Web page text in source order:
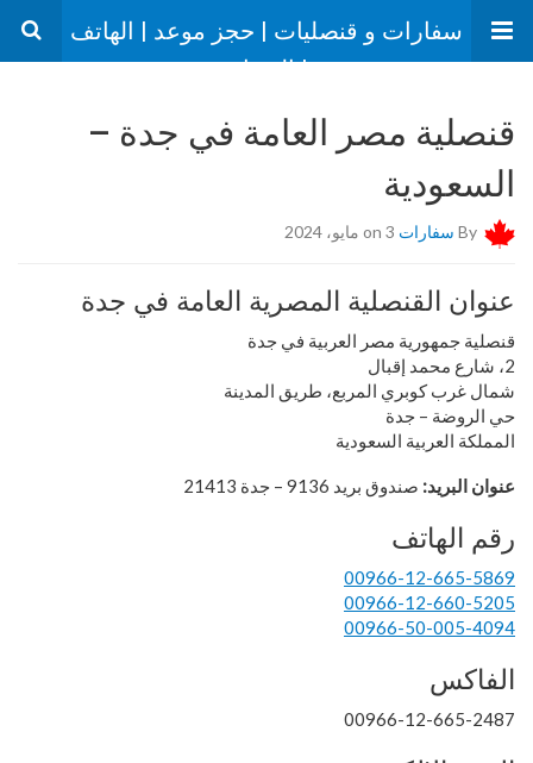
سفارات و قنصليات | حجز موعد | الهاتف
| العنوان
قنصلية مصر العامة في جدة –
السعودية
By سفارات
عنوان القنصلية المصرية العامة في جدة
قنصلية جمهورية مصر العربية في جدة
2، شارع محمد إقبال
شمال غرب كوبري المربع، طريق المدينة
حي الروضة – جدة
المملكة العربية السعودية
عنوان البريد: صندوق بريد 9136 – جدة 21413
رقم الهاتف
00966-12-665-5869
00966-12-660-5205
00966-50-005-4094
الفاكس
00966-12-665-2487